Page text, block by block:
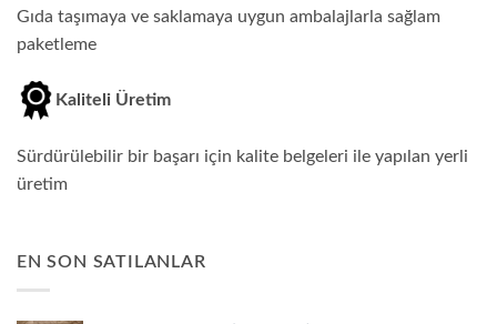
Gıda taşımaya ve saklamaya uygun ambalajlarla sağlam
paketleme
Kaliteli Üretim
Sürdürülebilir bir başarı için kalite belgeleri ile yapılan yerli
üretim
EN SON SATILANLAR